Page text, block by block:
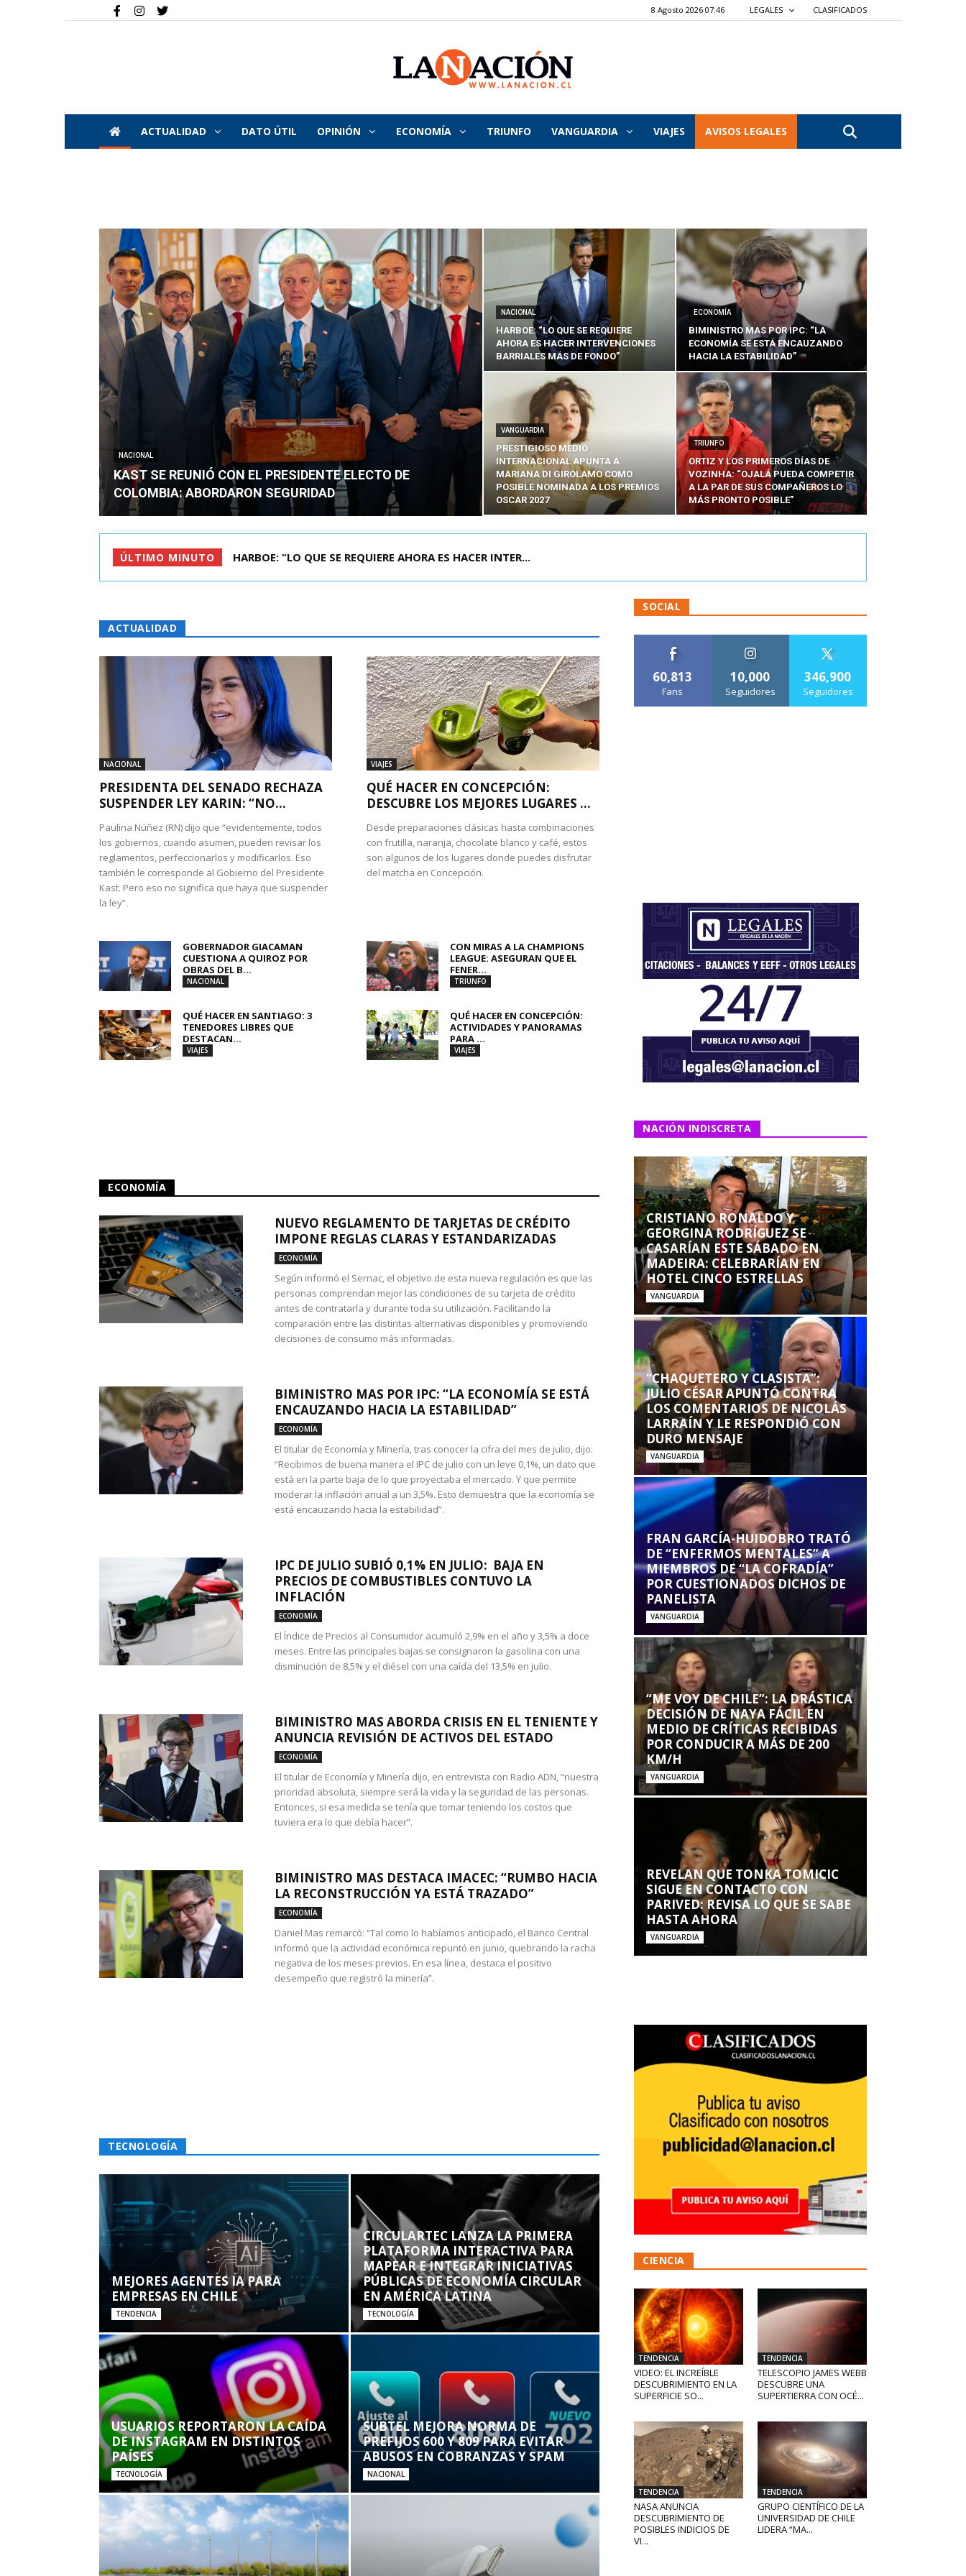
8 Agosto 2026 07:46 LEGALES CLASIFICADOS
La
Nación
ACTUALIDAD DATO ÚTIL OPINIÓN ECONOMÍA TRIUNFO VANGUARDIA VIAJES AVISOS LEGALES
NACIONAL
KAST SE REUNIÓ CON EL PRESIDENTE ELECTO DE
COLOMBIA: ABORDARON SEGURIDAD
NACIONAL
HARBOE: “LO QUE SE REQUIERE
AHORA ES HACER INTERVENCIONES
BARRIALES MÁS DE FONDO”
ECONOMÍA
BIMINISTRO MAS POR IPC: “LA
ECONOMÍA SE ESTÁ ENCAUZANDO
HACIA LA ESTABILIDAD”
VANGUARDIA
PRESTIGIOSO MEDIO
INTERNACIONAL APUNTA A
MARIANA DI GIROLAMO COMO
POSIBLE NOMINADA A LOS PREMIOS
OSCAR 2027
TRIUNFO
ORTIZ Y LOS PRIMEROS DÍAS DE
VOZINHA: “OJALÁ PUEDA COMPETIR
A LA PAR DE SUS COMPAÑEROS LO
MÁS PRONTO POSIBLE”
ÚLTIMO MINUTO BIMINISTRO MAS POR IPC: “LA ECONOMÍA SE ESTÁ ENC...
ACTUALIDAD
NACIONAL
PRESIDENTA DEL SENADO RECHAZA
SUSPENDER LEY KARIN: “NO...
Paulina Núñez (RN) dijo que “evidentemente, todos
los gobiernos, cuando asumen, pueden revisar los
reglamentos, perfeccionarlos y modificarlos. Eso
también le corresponde al Gobierno del Presidente
Kast. Pero eso no significa que haya que suspender
la ley”.
VIAJES
QUÉ HACER EN CONCEPCIÓN:
DESCUBRE LOS MEJORES LUGARES ...
Desde preparaciones clásicas hasta combinaciones
con frutilla, naranja, chocolate blanco y café, estos
son algunos de los lugares donde puedes disfrutar
del matcha en Concepción.
GOBERNADOR GIACAMAN
CUESTIONA A QUIROZ POR
OBRAS DEL B...
NACIONAL
CON MIRAS A LA CHAMPIONS
LEAGUE: ASEGURAN QUE EL
FENER...
TRIUNFO
QUÉ HACER EN SANTIAGO: 3
TENEDORES LIBRES QUE
DESTACAN...
VIAJES
QUÉ HACER EN CONCEPCIÓN:
ACTIVIDADES Y PANORAMAS
PARA ...
VIAJES
ECONOMÍA
NUEVO REGLAMENTO DE TARJETAS DE CRÉDITO
IMPONE REGLAS CLARAS Y ESTANDARIZADAS
ECONOMÍA
Según informó el Sernac, el objetivo de esta nueva regulación es que las
personas comprendan mejor las condiciones de su tarjeta de crédito
antes de contratarla y durante toda su utilización. Facilitando la
comparación entre las distintas alternativas disponibles y promoviendo
decisiones de consumo más informadas.
BIMINISTRO MAS POR IPC: “LA ECONOMÍA SE ESTÁ
ENCAUZANDO HACIA LA ESTABILIDAD”
ECONOMÍA
El titular de Economía y Minería, tras conocer la cifra del mes de julio, dijo:
“Recibimos de buena manera el IPC de julio con un leve 0,1%, un dato que
está en la parte baja de lo que proyectaba el mercado. Y que permite
moderar la inflación anual a un 3,5%. Esto demuestra que la economía se
está encauzando hacia la estabilidad”.
IPC DE JULIO SUBIÓ 0,1% EN JULIO: BAJA EN
PRECIOS DE COMBUSTIBLES CONTUVO LA
INFLACIÓN
ECONOMÍA
El Índice de Precios al Consumidor acumuló 2,9% en el año y 3,5% a doce
meses. Entre las principales bajas se consignaron la gasolina con una
disminución de 8,5% y el diésel con una caída del 13,5% en julio.
BIMINISTRO MAS ABORDA CRISIS EN EL TENIENTE Y
ANUNCIA REVISIÓN DE ACTIVOS DEL ESTADO
ECONOMÍA
El titular de Economía y Minería dijo, en entrevista con Radio ADN, “nuestra
prioridad absoluta, siempre será la vida y la seguridad de las personas.
Entonces, si esa medida se tenía que tomar teniendo los costos que
tuviera era lo que debía hacer”.
BIMINISTRO MAS DESTACA IMACEC: “RUMBO HACIA
LA RECONSTRUCCIÓN YA ESTÁ TRAZADO”
ECONOMÍA
Daniel Mas remarcó: “Tal como lo habíamos anticipado, el Banco Central
informó que la actividad económica repuntó en junio, quebrando la racha
negativa de los meses previos. En esa línea, destaca el positivo
desempeño que registró la minería”.
TECNOLOGÍA
MEJORES AGENTES IA PARA
EMPRESAS EN CHILE
TENDENCIA
CIRCULARTEC LANZA LA PRIMERA
PLATAFORMA INTERACTIVA PARA
MAPEAR E INTEGRAR INICIATIVAS
PÚBLICAS DE ECONOMÍA CIRCULAR
EN AMÉRICA LATINA
TECNOLOGÍA
USUARIOS REPORTARON LA CAÍDA
DE INSTAGRAM EN DISTINTOS
PAÍSES
TECNOLOGÍA
SUBTEL MEJORA NORMA DE
PREFIJOS 600 Y 809 PARA EVITAR
ABUSOS EN COBRANZAS Y SPAM
NACIONAL
SOCIAL
60,813
Fans
10,000
Seguidores
346,900
Seguidores
NACIÓN INDISCRETA
CRISTIANO RONALDO Y
GEORGINA RODRÍGUEZ SE
CASARÍAN ESTE SÁBADO EN
MADEIRA: CELEBRARÍAN EN
HOTEL CINCO ESTRELLAS
VANGUARDIA
“CHAQUETERO Y CLASISTA”:
JULIO CÉSAR APUNTÓ CONTRA
LOS COMENTARIOS DE NICOLÁS
LARRAÍN Y LE RESPONDIÓ CON
DURO MENSAJE
VANGUARDIA
FRAN GARCÍA-HUIDOBRO TRATÓ
DE “ENFERMOS MENTALES” A
MIEMBROS DE “LA COFRADÍA”
POR CUESTIONADOS DICHOS DE
PANELISTA
VANGUARDIA
“ME VOY DE CHILE”: LA DRÁSTICA
DECISIÓN DE NAYA FÁCIL EN
MEDIO DE CRÍTICAS RECIBIDAS
POR CONDUCIR A MÁS DE 200
KM/H
VANGUARDIA
REVELAN QUE TONKA TOMICIC
SIGUE EN CONTACTO CON
PARIVED: REVISA LO QUE SE SABE
HASTA AHORA
VANGUARDIA
CIENCIA
TENDENCIA
VIDEO: EL INCREÍBLE
DESCUBRIMIENTO EN LA
SUPERFICIE SO...
TENDENCIA
TELESCOPIO JAMES WEBB
DESCUBRE UNA
SUPERTIERRA CON OCÉ...
TENDENCIA
NASA ANUNCIA
DESCUBRIMIENTO DE
POSIBLES INDICIOS DE
VI...
TENDENCIA
GRUPO CIENTÍFICO DE LA
UNIVERSIDAD DE CHILE
LIDERA “MA...